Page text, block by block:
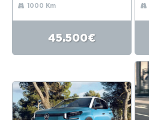
1000 Km
45.500€